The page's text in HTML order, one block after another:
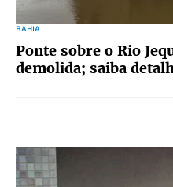
BAHIA
Ponte sobre o Rio
demolida; saiba